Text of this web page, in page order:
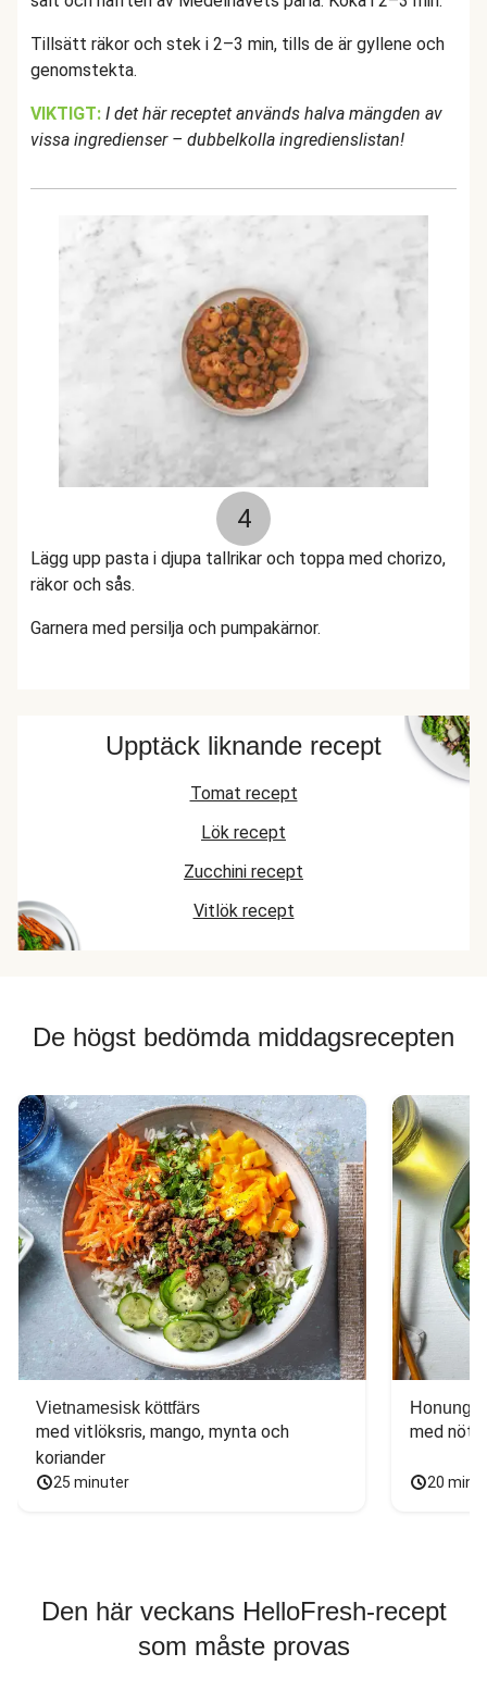
Tillsätt räkor och stek i 2–3 min, tills de är gyllene och
genomstekta.
VIKTIGT: I det här receptet används halva mängden av
vissa ingredienser – dubbelkolla ingredienslistan!
4
Lägg upp pasta i djupa tallrikar och toppa med chorizo,
räkor och sås.
Garnera med persilja och pumpakärnor.
Upptäck liknande recept
Tomat recept
Lök recept
Zucchini recept
Vitlök recept
De högst bedömda middagsrecepten
Vietnamesisk köttfärs
med vitlöksris, mango, mynta och
koriander
25 minuter
med
20
Den här veckans HelloFresh-recept
som måste provas